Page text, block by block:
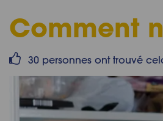
Comment
30 personnes ont trouvé